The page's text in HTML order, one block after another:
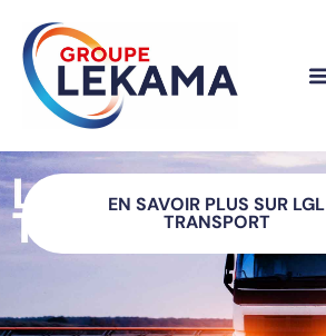
EN SAVOIR PLUS SUR LGL
TRANSPORT